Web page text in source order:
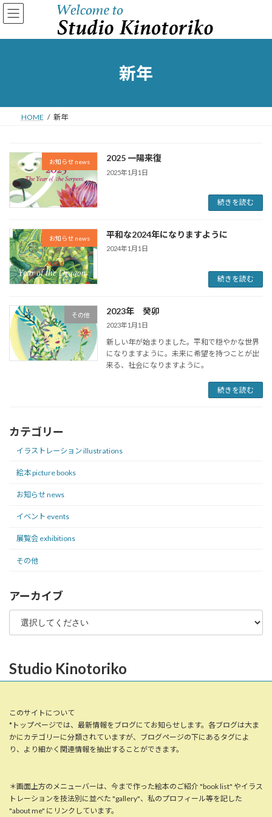
コ
ン
ン
ナ
ビ
ー
新年
HOME 新年
お知らせ news 2025 一陽来復
2025年1月1日
続きを読む
お知らせ news 平和な2024年になりますように
2024年1月1日
続きを読む
その他 2023年 癸卯
2023年1月1日
新しい年が始まりました。平和で穏やかな世界
になりますように。未来に希望を持つことが出
来る、社会になりますように。
続きを読む
カテゴリー
イラストレーション illustrations
絵本 picture books
お知らせ news
イベント events
展覧会 exhibitions
その他
アーカイブ
Studio Kinotoriko
このサイトについて
*トップページでは、最新情報をブログにてお知らせします。各ブログは大ま
かにカテゴリーに分類されていますが、ブログページの下にあるタグによ
り、より細かく関連情報を抽出することができます。
＊画面上方のメニューバーは、今まで作った絵本のご紹介 "book list" やイラス
トレーションを技法別に並べた "gallery"、私のプロフィール等を記した
"about me" にリンクしています。